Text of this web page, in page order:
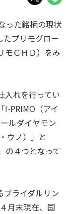
った銘柄の現状
プリモグロー
モＧＨＤ）をみ
入れを行ってい
I-PRIMO（アイ
ルダイヤモン
ウノ）」と
の４つとなって
ブライダルリン
月末現在、国